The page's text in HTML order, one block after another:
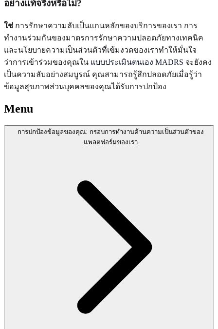
อย่างแท้จริงหรือไม่?
ใช่ การรักษาความลับเป็นแกนหลักของบริการของเรา การ
ทำงานร่วมกันของมาตรการรักษาความปลอดภัยทางเทคนิค
และนโยบายความเป็นส่วนตัวที่เข้มงวดของเราทำให้มั่นใจ
ว่าการเข้าร่วมของคุณใน แบบประเมินตนเอง MADRS จะยังคง
เป็นความลับอย่างสมบูรณ์ คุณสามารถรู้สึกปลอดภัยเมื่อรู้ว่า
ข้อมูลสุขภาพส่วนบุคคลของคุณได้รับการปกป้อง
Menu
การปกป้องข้อมูลของคุณ: กรอบการทำงานด้านความเป็นส่วนตัวของ
แพลตฟอร์มของเรา